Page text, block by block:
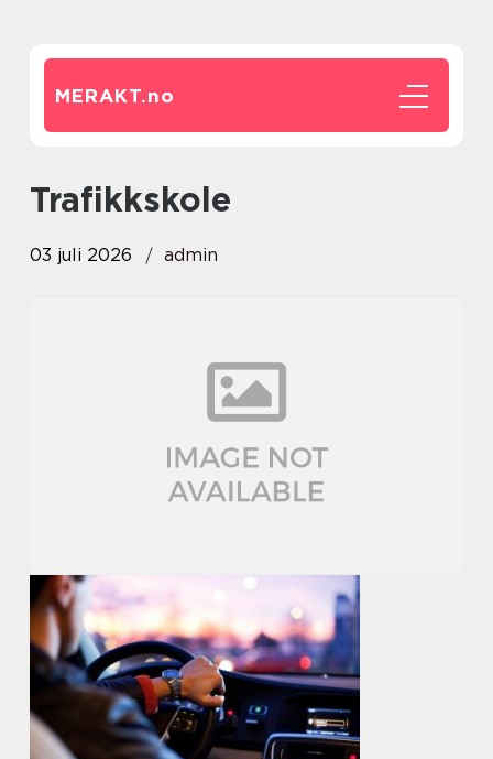
MERAKT.no
Trafikkskole
03 juli 2026 admin